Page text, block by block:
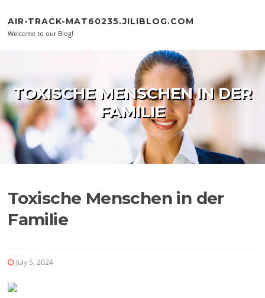
AIR-TRACK-MAT60235.JILIBLOG.COM
Welcome to our Blog!
TOXISCHE MENSCHEN IN DER
FAMILIE
Toxische Menschen in der
Familie
July 5, 2024